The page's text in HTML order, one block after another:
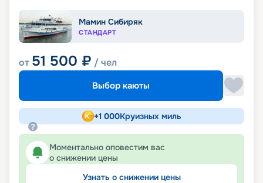
Мамин Сибиряк
СТАНДАРТ
от 51 500 ₽ / чел
Выбор каюты
+1 000Круизных миль
Моментально оповестим вас
о снижении цены
Узнать о снижении цены